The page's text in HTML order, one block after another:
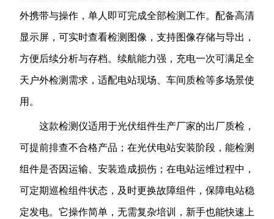
外携带与操作，单人即可完成全部检测工作。配备高清
显示屏，可实时查看检测图像，支持图像存储与导出，
方便后续分析与存档。续航能力强，充电一次可满足全
天户外检测需求，适配电站现场、车间质检等多场景使
用。
这款检测仪适用于光伏组件生产厂家的出厂质检，
可提前排查不合格产品；在光伏电站安装阶段，能检测
组件是否因运输、安装造成损伤；在电站运维过程中，
可定期巡检组件状态，及时更换故障组件，保障电站稳
定发电。它操作简单，无需复杂培训，新手也能快速上